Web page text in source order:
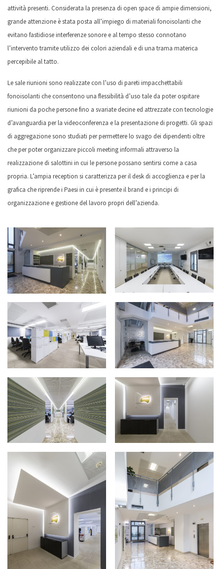
attività presenti. Considerata la presenza di open space di ampie dimensioni,
grande attenzione è stata posta all’impiego di materiali fonoisolanti che
evitano fastidiose interferenze sonore e al tempo stesso connotano
l’intervento tramite utilizzo dei colori aziendali e di una trama materica
percepibile al tatto.
Le sale riunioni sono realizzate con l’uso di pareti impacchettabili
fonoisolanti che consentono una flessibilità d’uso tale da poter ospitare
riunioni da poche persone fino a svariate decine ed attrezzate con tecnologie
d’avanguardia per la videoconferenza e la presentazione di progetti. Gli spazi
di aggregazione sono studiati per permettere lo svago dei dipendenti oltre
che per poter organizzare piccoli meeting informali attraverso la
realizzazione di salottini in cui le persone possano sentirsi come a casa
propria. L’ampia reception si caratterizza per il desk di accoglienza e per la
grafica che riprende i Paesi in cui è presente il brand e i principi di
organizzazione e gestione del lavoro propri dell’azienda.